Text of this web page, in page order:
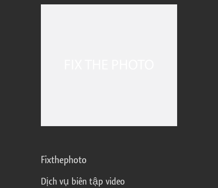
Fixthephoto
Dịch vụ biên tập video